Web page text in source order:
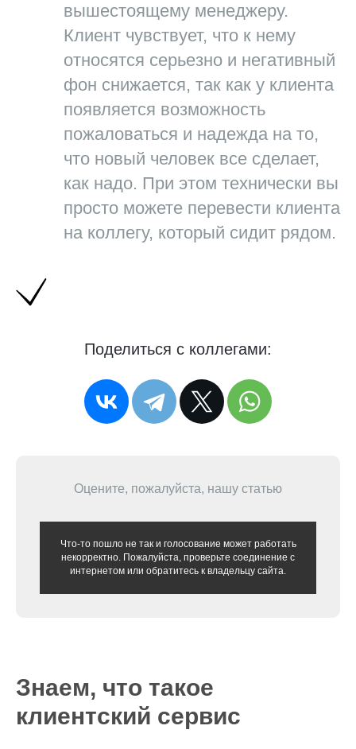
вышестоящему менеджеру.
Клиент чувствует, что к нему
относятся серьезно и негативный
фон снижается, так как у клиента
появляется возможность
пожаловаться и надежда на то,
что новый человек все сделает,
как надо. При этом технически вы
просто можете перевести клиента
на коллегу, который сидит рядом.
Поделиться с коллегами:
Оцените, пожалуйста, нашу статью
Что-то пошло не так и голосование может работать
некорректно. Пожалуйста, проверьте соединение с
интернетом или обратитесь к владельцу сайта.
Знаем, что такое
клиентский сервис